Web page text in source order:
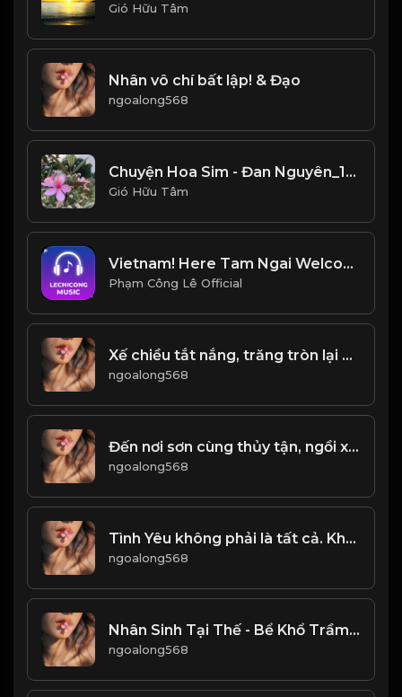
Gió Hữu Tâm
Nhân vô chí bất lập! & Đạo
ngoalong568
Chuyện Hoa Sim - Đan Nguyên_1768202360495
Gió Hữu Tâm
Vietnam! Here Tam Ngai Welcome
Phạm Công Lê Official
Xế chiều tắt nắng, trăng tròn lại khuyết, âu cũng là lẽ thường của thế gian &đạo
ngoalong568
Đến nơi sơn cùng thủy tận, ngồi xuống ngẩng đầu ngắm mây bay! & Đạo
ngoalong568
Tình Yêu không phải là tất cả. Không phải cứ cho đi, là sẽ được nhận lại...! & Đạo
ngoalong568
Nhân Sinh Tại Thế - Bể Khổ Trầm Luân! & Đạo
ngoalong568